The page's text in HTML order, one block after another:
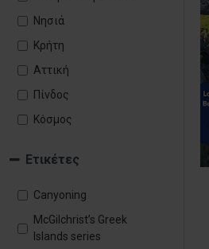
Νησιά
Κρήτη
Αττική
Πίνδος
Κόσμος
Ετικέτες
Canyoning
McGilchrist’s Greek
Islands series